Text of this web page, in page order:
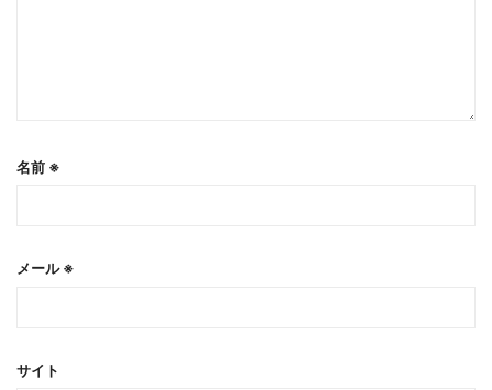
名前 ※
メール※
サイト